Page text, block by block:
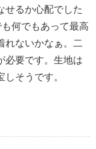
せるか心配でした
何でもあって最高
れないかなぁ。二
必要です。生地は
そうです。